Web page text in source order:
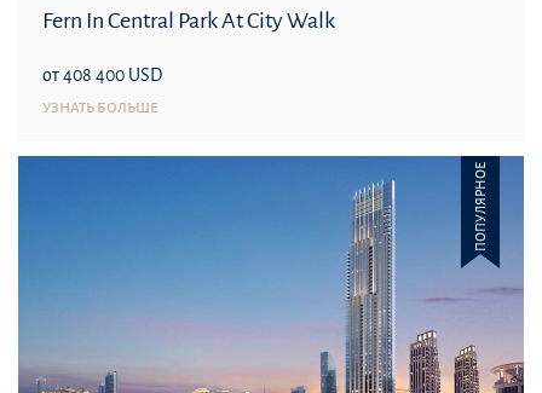
Fern In Central Park At City Walk
от 408 400 USD
УЗНАТЬ БОЛЬШЕ
ПОПУЛЯРНОЕ